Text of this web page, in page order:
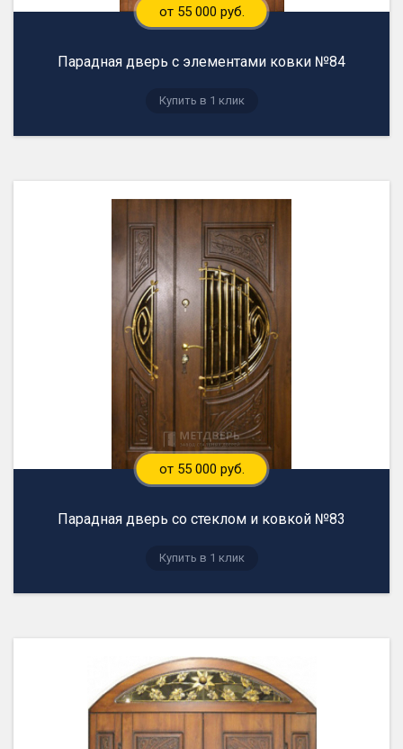
от 55 000 руб.
Парадная дверь с элементами ковки №84
от 55 000 руб.
Парадная дверь со стеклом и ковкой №83